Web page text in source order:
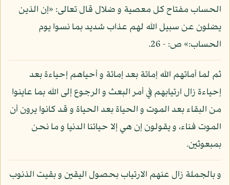
الحساب مفتاح كل معصية و ضلال قال تعالى: «إن الذين
يضلون عن سبيل الله لهم عذاب شديد بما نسوا يوم
الحساب:» ص: - 26.
ثم لما أماتهم الله إماتة بعد إماتة و أحياهم إحياءة بعد
إحياءة زال ارتيابهم في أمر البعث و الرجوع إلى الله بما عاينوا
من البقاء بعد الموت و الحياة بعد الحياة و قد كانوا يرون أن
الموت فناء، و يقولون إن هي إلا حياتنا الدنيا و ما نحن
بمبعوثين.
و بالجملة زال عنهم الارتياب بحصول اليقين و بقيت الذنوب